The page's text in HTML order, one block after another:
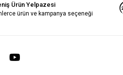
Ürün Yelpazesi
ürün ve kampanya seçeneği